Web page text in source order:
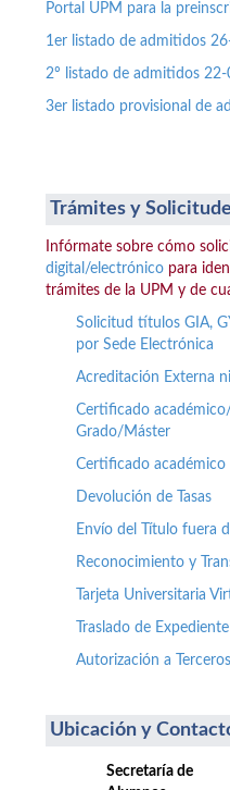
Portal UPM para la
1er listado de admitidos
2º listado de admitidos
3er listado provisional de
Trámites y
Infórmate sobre cómo
digital/electrónico para
trámites de la UPM y de
Solicitud títulos GIA,
por Sede Electrónica
Acreditación Externa
Certificado
Grado/Máster
Certificado
Devolución de Tasas
Envío del Título fuera
Reconocimiento y
Tarjeta Universitaria
Traslado de Expediente
Autorización a Terceros
Ubicación y
Secretaría de